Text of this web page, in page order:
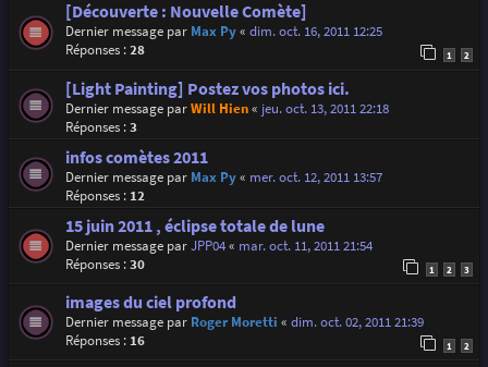
[Découverte : Nouvelle Comète]
Dernier message par Max Py« dim. oct. 16, 2011 12:25
Réponses :28 1 2
[Light Painting] Postez vos photos ici.
Dernier message parWill Hien« jeu. oct. 13, 2011 22:18
Réponses :3
infos comètes 2011
Dernier message par Max Py« mer. oct. 12, 2011 13:57
Réponses : 12
15 juin 2011 , éclipse totale de lune
Dernier message parJPP04« mar. oct. 11, 2011 21:54
Réponses :30 1 2 3
images du ciel profond
Dernier message par Roger Moretti « dim. oct. 02, 2011 21:39
Réponses : 16 1 2